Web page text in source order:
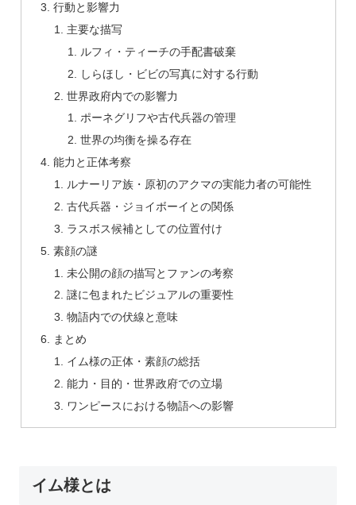
行動と影響力
主要な描写
ルフィ・ティーチの手配書破棄
しらほし・ビビの写真に対する行動
世界政府内での影響力
ポーネグリフや古代兵器の管理
世界の均衡を操る存在
能力と正体考察
ルナーリア族・原初のアクマの実能力者の可能性
古代兵器・ジョイボーイとの関係
ラスボス候補としての位置付け
素顔の謎
未公開の顔の描写とファンの考察
謎に包まれたビジュアルの重要性
物語内での伏線と意味
まとめ
イム様の正体・素顔の総括
能力・目的・世界政府での立場
ワンピースにおける物語への影響
イム様とは